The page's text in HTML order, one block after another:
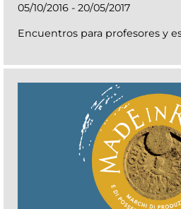
05/10/2016 - 20/05/2017
Encuentros para profesores y